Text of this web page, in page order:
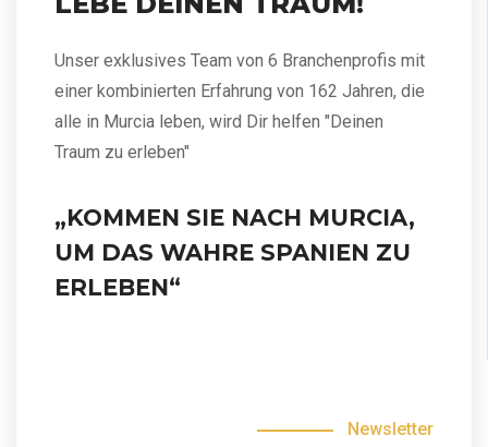
Unser exklusives Team von 6 Branchenprofis mit
einer kombinierten Erfahrung von 162 Jahren, die
alle in Murcia leben, wird Dir helfen "Deinen
Traum zu erleben"
„KOMMEN SIE NACH MURCIA,
UM DAS WAHRE SPANIEN ZU
ERLEBEN“
Newsletter